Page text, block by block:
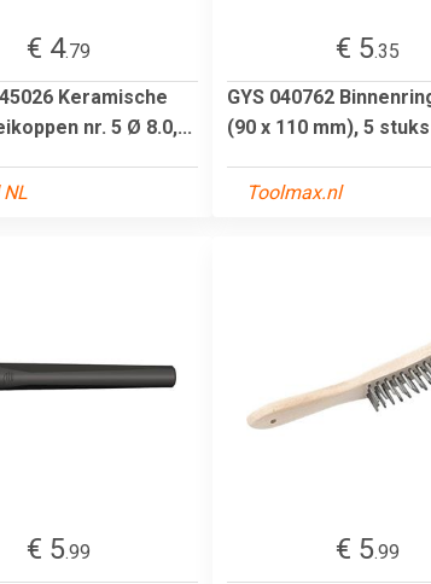
€ 4.79
Keramische
nr. 5 Ø 8.0,...
NL
€ 5.35
GYS 040762
(90 x 110 mm), 5 stuks
Toolmax.nl
€ 5.99
€ 5.99